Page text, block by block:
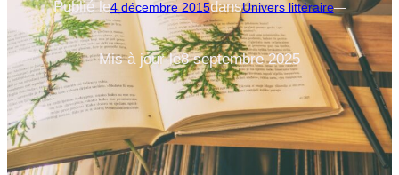
Publié le4 décembre 2015dansUnivers littéraire—
Mis à jour le8 septembre 2025